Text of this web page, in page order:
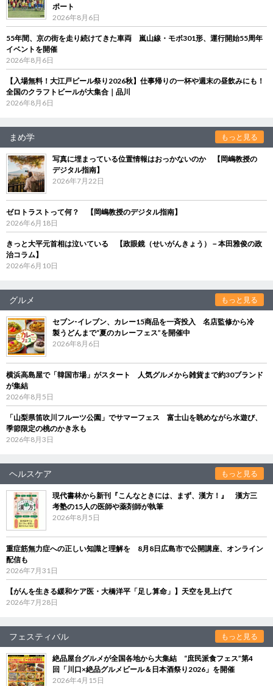
ポート
2026年8月6日
55年間、京の街を走り続けてきた車両 嵐山線・モボ301形、運行開始55周年
イベントを開催
2026年8月6日
【入場無料！大江戸ビール祭り2026秋】仕事帰りの一杯や週末の昼飲みにも！
全国のクラフトビールが大集合｜品川
2026年8月6日
まめ学 もっと見る
写真に埋まっている位置情報はおっかないのか 【岡嶋教授の
デジタル指南】
2026年7月22日
ゼロトラストって何？ 【岡嶋教授のデジタル指南】
2026年6月18日
きっと大平元首相は泣いている 【政眼鏡（せいがんきょう）－本田雅俊の政
治コラム】
2026年6月10日
グルメ もっと見る
セブン‐イレブン、カレー15商品を一斉投入 名店監修から冷
製うどんまで“夏のカレーフェス”を開催中
2026年8月6日
横浜高島屋で「韓国市場」がスタート 人気グルメから雑貨まで約30ブランド
が集結
2026年8月5日
「山梨県笛吹川フルーツ公園」でサマーフェス 富士山を眺めながら水遊び、
季節限定の桃のかき氷も
2026年8月3日
ヘルスケア もっと見る
現代書林から新刊『こんなときには、まず、漢方！』 漢方三
考塾の15人の医師や薬剤師が執筆
2026年8月5日
重症筋無力症への正しい知識と理解を 8月8日広島市で公開講座、オンライン
配信も
2026年7月31日
【がんを生きる緩和ケア医・大橋洋平「足し算命」】天空を見上げて
2026年7月28日
フェスティバル もっと見る
絶品屋台グルメが全国各地から大集結 “庶民派食フェス”第4
回「川口×絶品グルメビール＆日本酒祭り2026」を開催
2026年4月15日